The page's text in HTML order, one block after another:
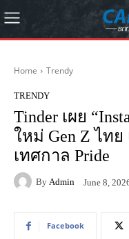
Home Trendy
TRENDY
Tinder เผย
ใหม่ Gen Z ไท
เทศกาล Pride
By Admin June 8,
Facebook